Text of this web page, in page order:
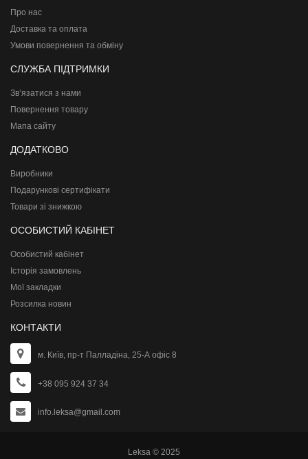
Про нас
Доставка та оплата
Умови повернення та обміну
СЛУЖБА ПІДТРИМКИ
Зв’язатися з нами
Повернення товару
Мапа сайту
ДОДАТКОВО
Виробники
Подарункові сертифікати
Товари зі знижкою
ОСОБИСТИЙ КАБІНЕТ
Особистий кабінет
Історія замовлень
Мої закладки
Розсилка новин
КОНТАКТИ
м. Київ, пр-т Палладіна, 25-А офіс 8
+38 095 924 37 34
info.leksa@gmail.com
Leksa © 2025